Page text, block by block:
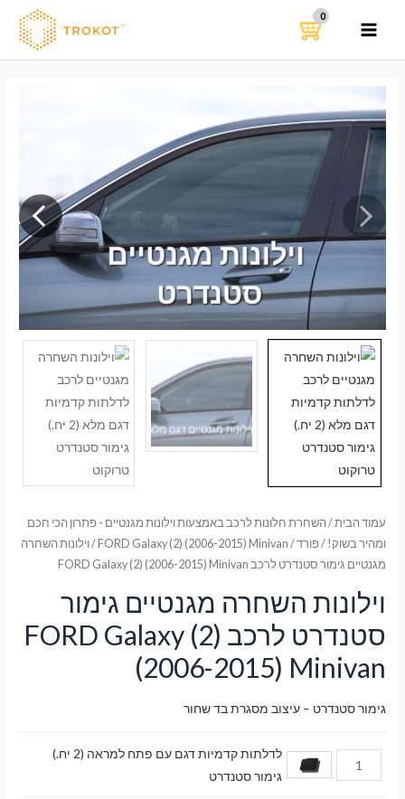
MAIN
עמוד הבית/השחרת חלונות לרכב באמצעות וילונות מגנטיים - פתרון הכי חכם
ומהיר בשוק! /פורד/
FORD Galaxy (2) (2006-2015) Minivan / וילונות השחרה
מגנטיים גימור סטנדרט לרכב FORD Galaxy (2) (2006-2015) Minivan
וילונות השחרה מגנטיים גימור
סטנדרט לרכב FORD Galaxy (2)
(2006-2015) Minivan
גימור סטנדרט – עיצוב מסגרת בד שחור
לדלתות קדמיות דגם עם פתח למראה (2 יח.)
גימור סטנדרט